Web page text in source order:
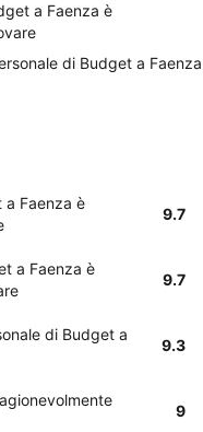
a Faenza è
di Budget a Faenza
a Faenza è
9.7
a Faenza è
9.7
di Budget a
9.3
9